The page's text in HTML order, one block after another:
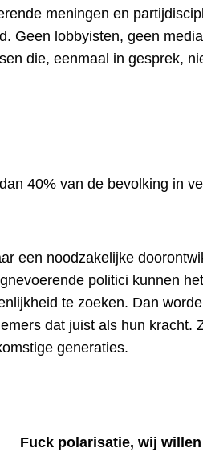
meningen en
Geen lobbyisten, geen
die, eenmaal in gesprek,
40% van de bevolking in
een noodzakelijke
politici kunnen
te zoeken. Dan
dat juist als hun kracht.
generaties.
Fuck polarisatie, wij